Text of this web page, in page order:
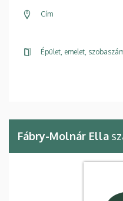
Cím
Épület, emelet,
Fábry-Molnár Ella